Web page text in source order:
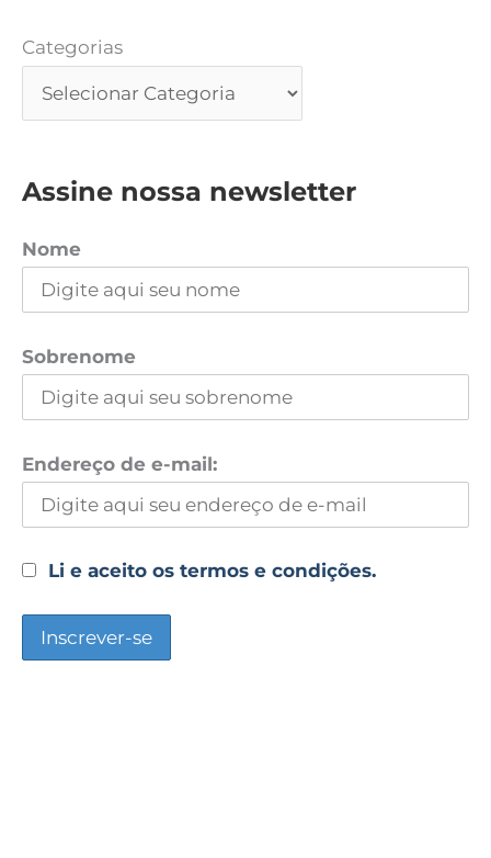
Categorias
Assine nossa newsletter
Nome
Sobrenome
Endereço de e-mail:
Li e aceito os termos e condições.